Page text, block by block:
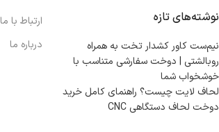
نوشته‌های تازه
نیم‌ست کاور کشدار تخت به همراه
روبالشتی | دوخت سفارشی متناسب با
خوشخواب شما
لحاف لایت چیست؟ راهنمای کامل خرید
دوخت لحاف دستگاهی CNC
ارتباط با ما
درباره ما